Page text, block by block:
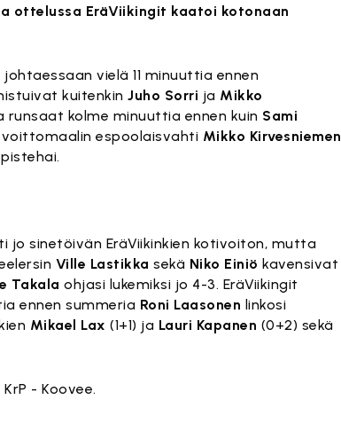
ottelussa EräViikingit kaatoi kotonaan
vielä 11 minuuttia ennen
kuitenkinJuho Sorri ja Mikko
kolme minuuttia ennen kuin Sami
espoolaisvahti Mikko Kirvesniemen
sinetöivän EräViikinkien kotivoiton, mutta
Ville Lastikka sekä Niko Einiö kavensivat
Takala ohjasi lukemiksi jo 4-3. EräViikingit
ennen summeria Roni Laasonen linkosi
Mikael Lax (1+1) ja Lauri Kapanen (0+2) sekä
- Koovee.